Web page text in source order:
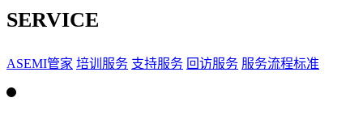
SERVICE
ASEMI管家 培训服务 支持服务 回访服务 服务流程标准